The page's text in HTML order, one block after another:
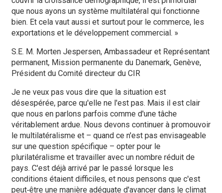
que nous ayons un système multilatéral qui fonctionne
bien. Et cela vaut aussi et surtout pour le commerce, les
exportations et le développement commercial. »
S.E. M. Morten Jespersen, Ambassadeur et Représentant
permanent, Mission permanente du Danemark, Genève,
Président du Comité directeur du CIR
Je ne veux pas vous dire que la situation est
désespérée, parce qu'elle ne l'est pas. Mais il est clair
que nous en parlons parfois comme d'une tâche
véritablement ardue. Nous devons continuer à promouvoir
le multilatéralisme et – quand ce n'est pas envisageable
sur une question spécifique – opter pour le
plurilatéralisme et travailler avec un nombre réduit de
pays. C'est déjà arrivé par le passé lorsque les
conditions étaient difficiles, et nous pensons que c'est
peut‑être une manière adéquate d'avancer dans le climat